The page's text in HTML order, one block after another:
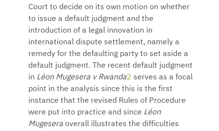
Court to decide on its own motion on whether
to issue a default judgment and the
introduction of a legal innovation in
international dispute settlement, namely a
remedy for the defaulting party to set aside a
default judgment. The recent default judgment
in Léon Mugesera v Rwanda2 serves as a focal
point in the analysis since this is the first
instance that the revised Rules of Procedure
were put into practice and since Léon
Mugesera overall illustrates the difficulties